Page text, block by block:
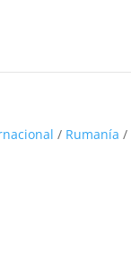
/ Rumanía /